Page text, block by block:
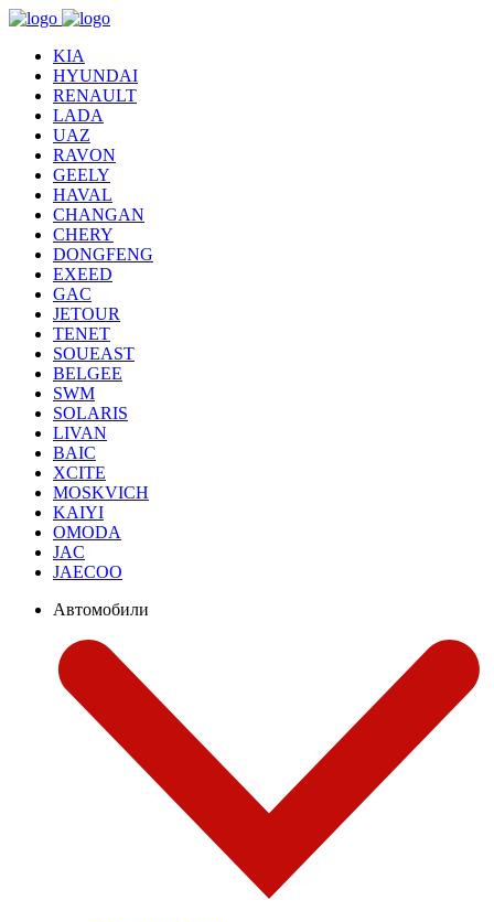
KIA
HYUNDAI
RENAULT
LADA
UAZ
RAVON
GEELY
HAVAL
CHANGAN
CHERY
DONGFENG
EXEED
GAC
JETOUR
TENET
SOUEAST
BELGEE
SWM
SOLARIS
LIVAN
BAIC
XCITE
MOSKVICH
KAIYI
OMODA
JAC
JAECOO
Автомобили